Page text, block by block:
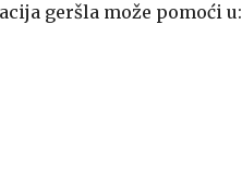
geršla može pomoći u: